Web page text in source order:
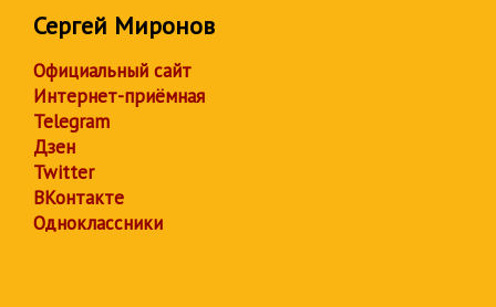
Сергей Миронов
Официальный сайт
Интернет-приёмная
Telegram
Дзен
Twitter
ВКонтакте
Одноклассники